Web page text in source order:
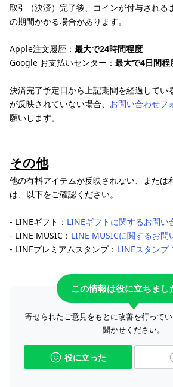
取引（決済）完了後、コインが付与される
の期間かかる場合があります。
Apple注文履歴： 最大で24時間程度
Google お支払いセンター： 最大で4日間程
決済完了予定日から上記期間を経過してい
が反映されていない場合、 お問い合わせフ
願いします。
その他
他の有料アイテムが反映されない、または
は、以下をご確認ください。
- LINEギフト： LINEギフトに関するお問い
- LINE MUSIC： LINE MUSICに関するお問
- LINEプレミアムスタンプ： LINEスタンプ
この情報は役に立ちまし
寄せられたご意見をもとに改善を行って
聞かせください。
役に立った